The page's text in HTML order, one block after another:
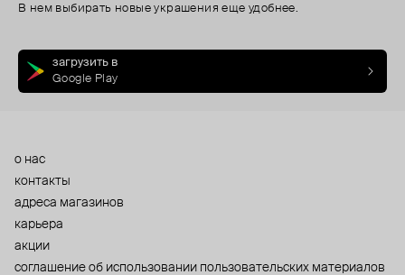
В нем выбирать новые украшения еще удобнее.
загрузить в
Google Play
о нас
контакты
адреса магазинов
карьера
акции
cоглашение об использовании пользовательских материалов